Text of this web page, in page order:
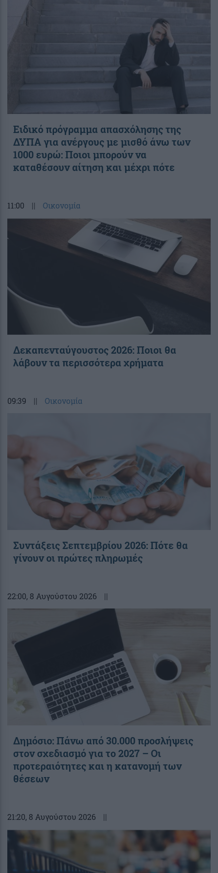
Ειδικό πρόγραμμα απασχόλησης της
ΔΥΠΑ για ανέργους με μισθό άνω των
1000 ευρώ: Ποιοι μπορούν να
καταθέσουν αίτηση και μέχρι πότε
11:00 || Οικονομία
Δεκαπενταύγουστος 2026: Ποιοι θα
λάβουν τα περισσότερα χρήματα
09:39 || Οικονομία
Συντάξεις Σεπτεμβρίου 2026: Πότε θα
γίνουν οι πρώτες πληρωμές
22:00, 8 Αυγούστου 2026 ||
Δημόσιο: Πάνω από 30.000 προσλήψεις
στον σχεδιασμό για το 2027 – Οι
προτεραιότητες και η κατανομή των
θέσεων
21:20, 8 Αυγούστου 2026 ||